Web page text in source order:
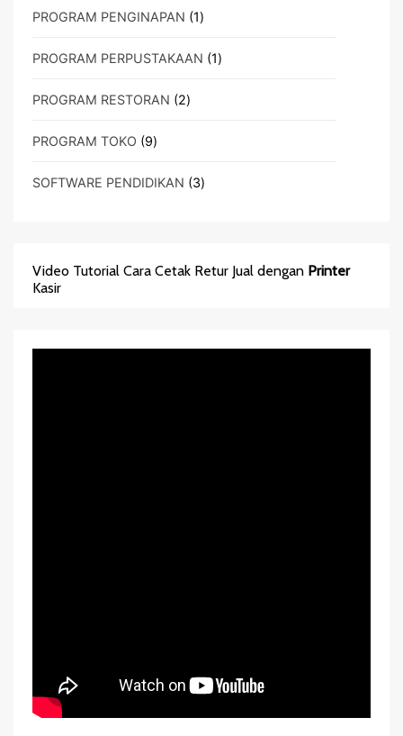
PROGRAM PENGINAPAN 11
PROGRAM PERPUSTAKAAN 11
PROGRAM RESTORAN
22
PROGRAM TOKO
99
SOFTWARE PENDIDIKAN
33
Video Tutorial Cara Cetak Retur Jual dengan Printer
Kasir